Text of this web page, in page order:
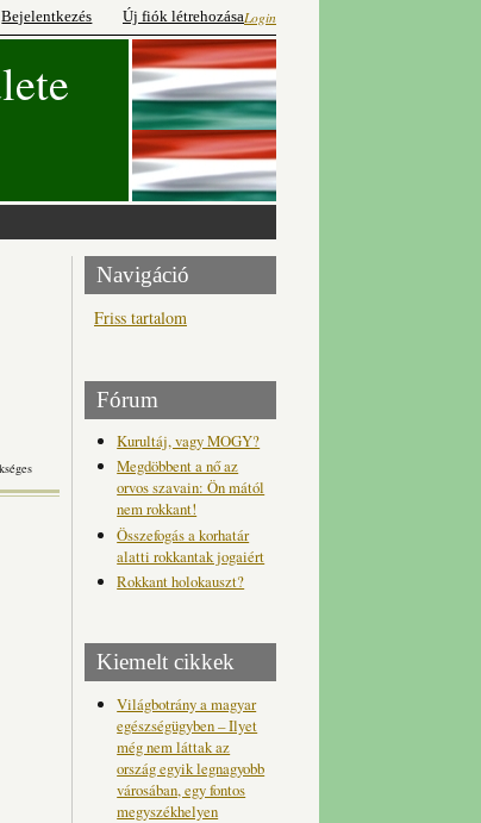
Login
Bejelentkezés Új fiók létrehozása
Navigáció
Friss tartalom
Fórum
Kurultáj, vagy MOGY?
Megdöbbent a nő az
orvos szavain: Ön mától
nem rokkant!
Összefogás a korhatár
alatti rokkantak jogaiért
Rokkant holokauszt?
Kiemelt cikkek
Világbotrány a magyar
egészségügyben – Ilyet
még nem láttak az
ország egyik legnagyobb
városában, egy fontos
megyszékhelyen